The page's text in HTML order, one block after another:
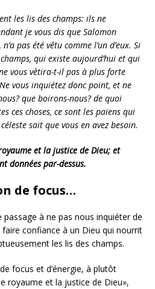
les lis des champs: ils ne
je vous dis que Salomon
pas été vêtu comme l’un d’eux. Si
qui existe aujourd’hui et qui
vous vêtira-t-il pas à plus forte
vous inquiétez donc point, et ne
que boirons-nous? de quoi
ces choses, ce sont les païens qui
sait que vous en avez besoin.
et la justice de Dieu; et
données par-dessus.
de focus…
passage à ne pas nous inquiéter de
confiance à un Dieu qui nourrit
les lis des champs.
focus et d’énergie, à plutôt
royaume et la justice de Dieu»,